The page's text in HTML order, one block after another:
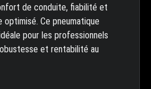
de conduite, fiabilité et
Ce pneumatique
pour les professionnels
et rentabilité au